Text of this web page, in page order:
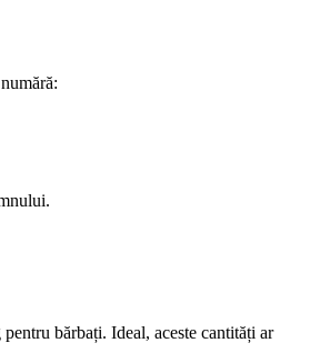
bărbați. Ideal, aceste cantități ar